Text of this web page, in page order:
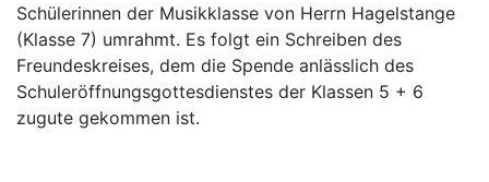
Schülerinnen der Musikklasse von Herrn Hagelstange
(Klasse 7) umrahmt. Es folgt ein Schreiben des
Freundeskreises, dem die Spende anlässlich des
Schuleröffnungsgottesdienstes der Klassen 5 + 6
zugute gekommen ist.